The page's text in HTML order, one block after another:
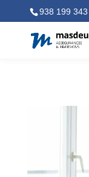
938 199 343